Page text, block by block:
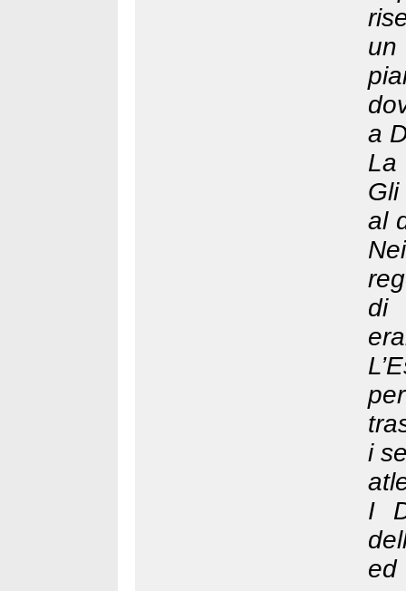
un
a
La
al
di
i
I